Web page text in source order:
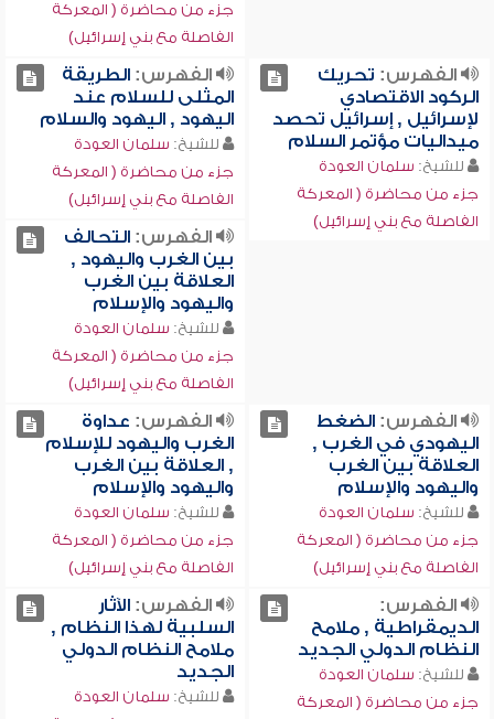
جزء من محاضرة ( المعركة
الفاصلة مع بني إسرائيل)
الفهرس: تحريك
الركود الاقتصادي
لإسرائيل , إسرائيل تحصد
ميداليات مؤتمر السلام
للشيخ: سلمان العودة
جزء من محاضرة ( المعركة
الفاصلة مع بني إسرائيل)
الفهرس:الطريقة
المثلى للسلام عند
اليهود , اليهود والسلام
للشيخ: سلمان العودة
جزء من محاضرة ( المعركة
الفاصلة مع بني إسرائيل)
الفهرس:التحالف
بين الغرب واليهود ,
العلاقة بين الغرب
واليهود والإسلام
للشيخ: سلمان العودة
جزء من محاضرة ( المعركة
الفاصلة مع بني إسرائيل)
الفهرس:الضغط
اليهودي في الغرب ,
العلاقة بين الغرب
واليهود والإسلام
للشيخ: سلمان العودة
جزء من محاضرة ( المعركة
الفاصلة مع بني إسرائيل)
الفهرس: عداوة
الغرب واليهود للإسلام
, العلاقة بين الغرب
واليهود والإسلام
للشيخ: سلمان العودة
جزء من محاضرة ( المعركة
الفاصلة مع بني إسرائيل)
الفهرس:
الديمقراطية , ملامح
النظام الدولي الجديد
للشيخ: سلمان العودة
جزء من محاضرة ( المعركة
الفهرس:الآثار
السلبية لهذا النظام ,
ملامح النظام الدولي
الجديد
للشيخ: سلمان العودة